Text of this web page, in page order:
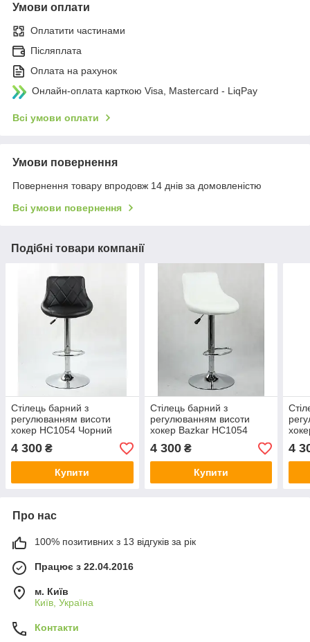
Умови оплати
Оплатити частинами
Післяплата
Оплата на рахунок
Онлайн-оплата карткою Visa, Mastercard - LiqPay
Всі умови оплати
Умови повернення
Повернення товару впродовж 14 днів за домовленістю
Всі умови повернення
Подібні товари компанії
Стілець барний з
регулюванням висоти
хокер HC1054 Чорний
4 300 ₴
Купити
Стілець барний з
регулюванням висоти
хокер Bazkar HC1054
Білий
4 300₴
Купити
4
Про нас
100% позитивних з 13 відгуків за рік
Працює з 22.04.2016
м. Київ
Київ, Україна
Контакти